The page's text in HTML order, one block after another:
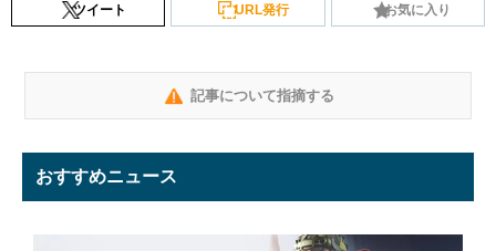
ツイート URL発行 お気に入り
記事について指摘する
おすすめニュース